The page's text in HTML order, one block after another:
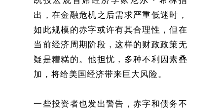
出，在金融危机之后需求严重低迷时，
如此规模的赤字或许有其合理性，但在
当前经济周期阶段，这样的财政政策无
疑是糟糕的。他担忧，多种不利因素叠
加，将给美国经济带来巨大风险。
一些投资者也发出警告，赤字和债务不